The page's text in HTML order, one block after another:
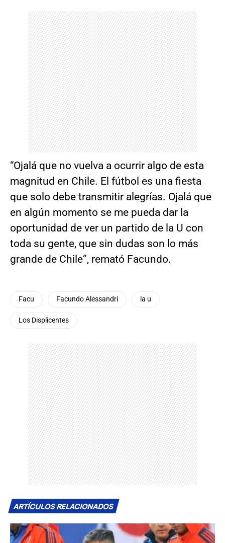
“Ojalá que no vuelva a ocurrir algo de esta
magnitud en Chile. El fútbol es una fiesta
que solo debe transmitir alegrías. Ojalá que
en algún momento se me pueda dar la
oportunidad de ver un partido de la U con
toda su gente, que sin dudas son lo más
grande de Chile”, remató Facundo.
Facu Facundo Alessandri la u
Los Displicentes
ARTÍCULOS RELACIONADOS